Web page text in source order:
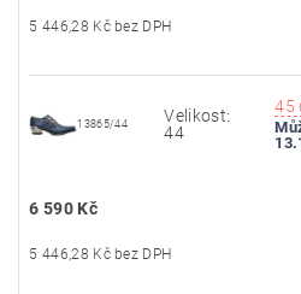
5 446,28 Kč bez DPH
13865/44
Velikost:
44
45
6 590 Kč
5 446,28 Kč bez DPH